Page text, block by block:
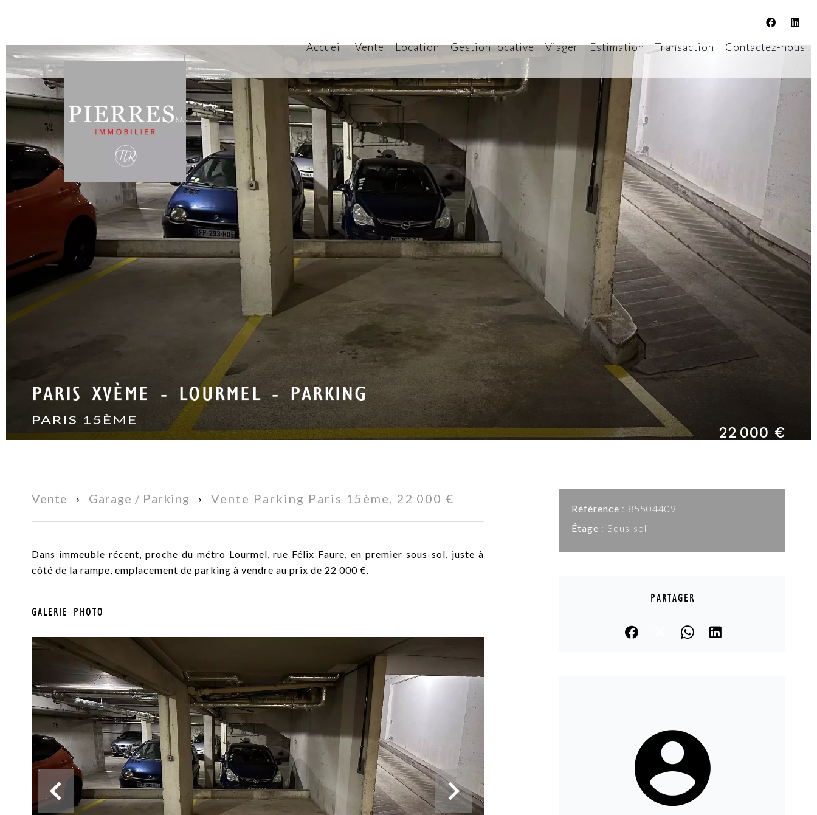
Accueil Vente Location Gestion locative Viager Estimation Transaction Contactez-nous
PARIS XVÈME - LOURMEL - PARKING
PARIS 15ÈME
22 000 €
Vente Garage / Parking Vente Parking Paris 15ème, 22 000 €
Dans immeuble récent, proche du métro Lourmel, rue Félix Faure, en premier sous-sol, juste à
côté de la rampe, emplacement de parking à vendre au prix de 22 000 €.
GALERIE PHOTO
Référence
85504409
Étage
Sous-sol
PARTAGER